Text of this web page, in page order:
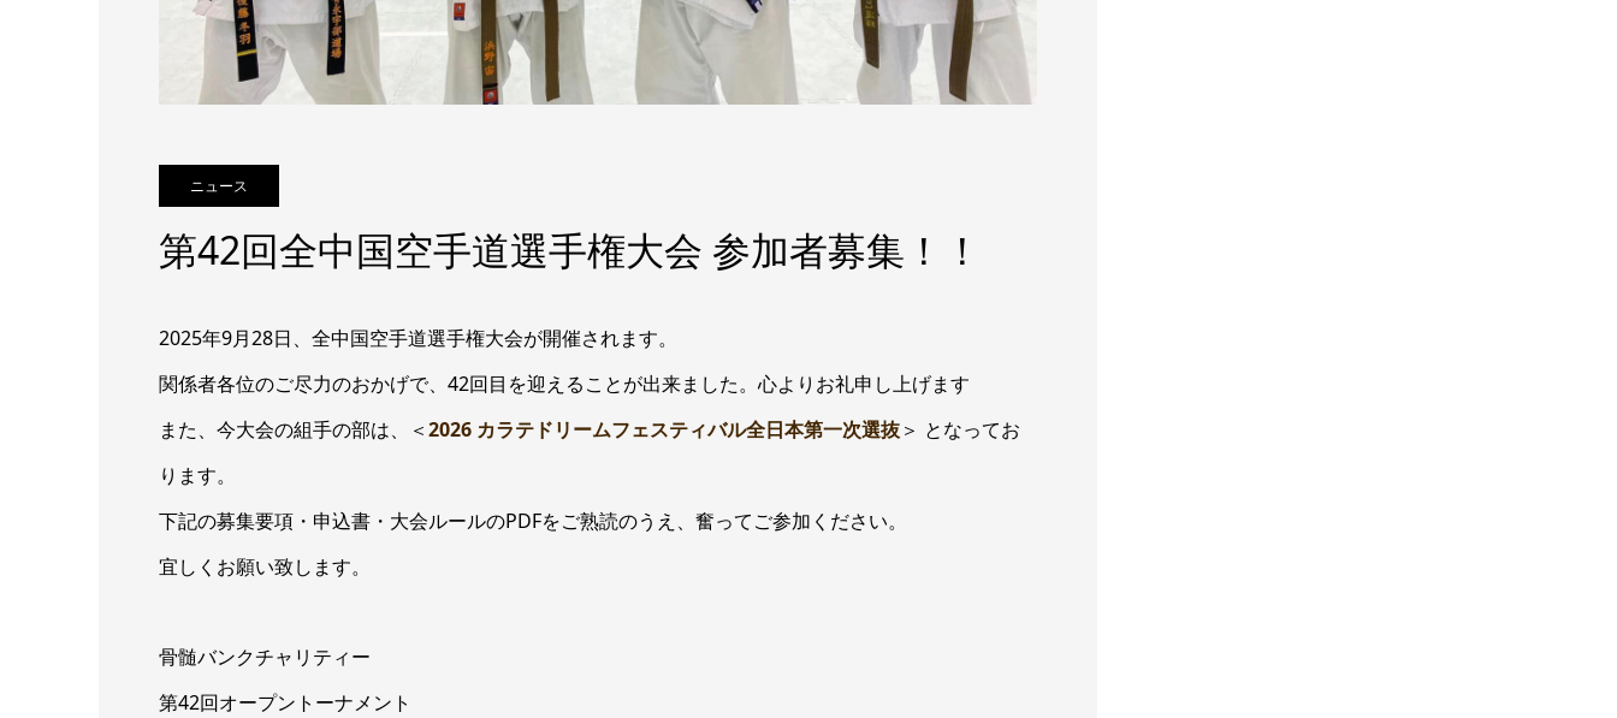
ニュース
第42回全中国空手道選手権大会 参加者募集！！
2025年9月28日、全中国空手道選手権大会が開催されます。
関係者各位のご尽力のおかげで、42回目を迎えることが出来ました。心よりお礼申し上げます
また、今大会の組手の部は、＜2026 カラテドリームフェスティバル全日本第一次選抜＞ となってお
ります。
下記の募集要項・申込書・大会ルールのPDFをご熟読のうえ、奮ってご参加ください。
宜しくお願い致します。
骨髄バンクチャリティー
第42回オープントーナメント